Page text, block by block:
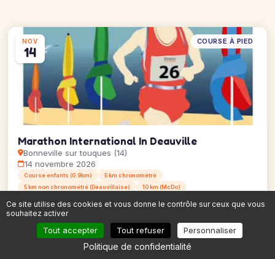
NOV
14
COURSE À PIED
Marathon International In Deauville
Bonneville sur touques (14)
14 novembre 2026
Course enfants (0.9km)
5 km chronométré
5 km non chronométré (Deauvillaise)
10 km (McDo)
8 épreuves
Ce site utilise des cookies et vous donne le contrôle sur ceux que vous
souhaitez activer
Tout accepter Tout refuser Personnaliser
Politique de confidentialité